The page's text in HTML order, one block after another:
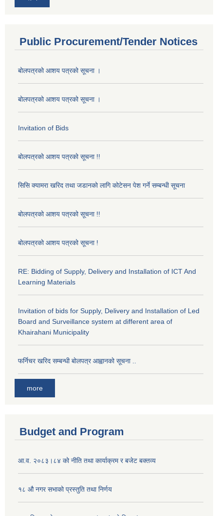
Public Procurement/Tender Notices
बोलपत्रको आशय पत्रको सूचना ।
बोलपत्रको आशय पत्रको सूचना ।
Invitation of Bids
बोलपत्रको आशय पत्रको सूचना !!
सिसि क्यामरा खरिद तथा जडानको लागि कोटेसन पेश गर्ने सम्बन्धी सूचना
बोलपत्रको आशय पत्रको सूचना !!
बोलपत्रको आशय पत्रको सूचना !
RE: Bidding of Supply, Delivery and Installation of ICT And
Learning Materials
Invitation of bids for Supply, Delivery and Installation of Led
Board and Surveillance system at different area of
Khairahani Municipality
फर्निचर खरिद सम्बन्धी बोलपत्र आह्वानको सूचना ..
more
Budget and Program
आ.व. २०८३।८४ को नीति तथा कार्याक्रम र बजेट बक्तव्य
१८ औ नगर सभाको प्रस्तुति तथा निर्णय